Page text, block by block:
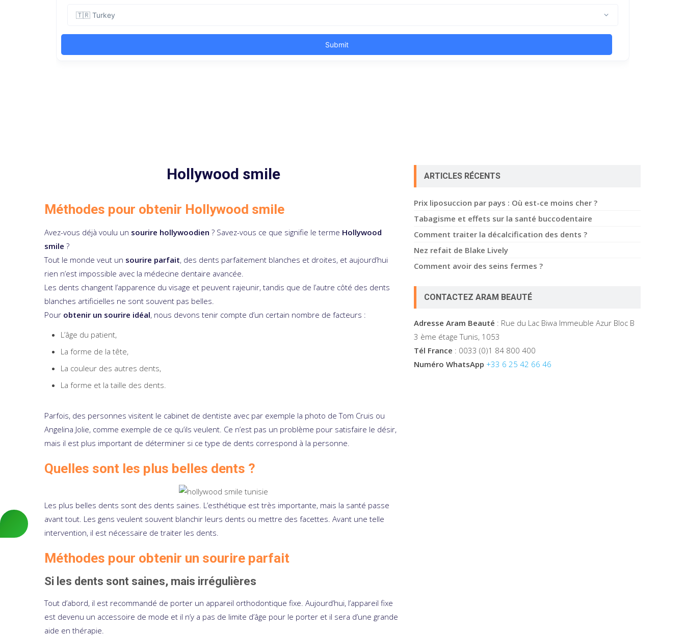
Hollywood smile
Méthodes pour obtenir Hollywood smile
Avez-vous déjà voulu un sourire hollywoodien ? Savez-vous ce que signifie le terme Hollywood
smile ?
Tout le monde veut un sourire parfait, des dents parfaitement blanches et droites, et aujourd’hui
rien n’est impossible avec la médecine dentaire avancée.
Les dents changent l’apparence du visage et peuvent rajeunir, tandis que de l’autre côté des dents
blanches artificielles ne sont souvent pas belles.
Pour obtenir un sourire idéal, nous devons tenir compte d’un certain nombre de facteurs :
L’âge du patient,
La forme de la tête,
La couleur des autres dents,
La forme et la taille des dents.
Parfois, des personnes visitent le cabinet de dentiste avec par exemple la photo de Tom Cruis ou
Angelina Jolie, comme exemple de ce qu’ils veulent. Ce n’est pas un problème pour satisfaire le désir,
mais il est plus important de déterminer si ce type de dents correspond à la personne.
Quelles sont les plus belles dents ?
Les plus belles dents sont des dents saines. L’esthétique est très importante, mais la santé passe
avant tout. Les gens veulent souvent blanchir leurs dents ou mettre des facettes. Avant une telle
intervention, il est nécessaire de traiter les dents.
Méthodes pour obtenir un sourire parfait
Si les dents sont saines, mais irrégulières
Tout d’abord, il est recommandé de porter un appareil orthodontique fixe. Aujourd’hui, l’appareil fixe
est devenu un accessoire de mode et il n’y a pas de limite d’âge pour le porter et il sera d’une grande
aide en thérapie.
ARTICLES RÉCENTS
Prix liposuccion par pays : Où est-ce moins cher ?
Tabagisme et effets sur la santé buccodentaire
Comment traiter la décalcification des dents ?
Nez refait de Blake Lively
Comment avoir des seins fermes ?
CONTACTEZ ARAM BEAUTÉ
Adresse Aram Beauté : Rue du Lac Biwa Immeuble Azur Bloc B
3 ème étage Tunis, 1053
Tél France : 0033 (0)1 84 800 400
Numéro WhatsApp +33 6 25 42 66 46